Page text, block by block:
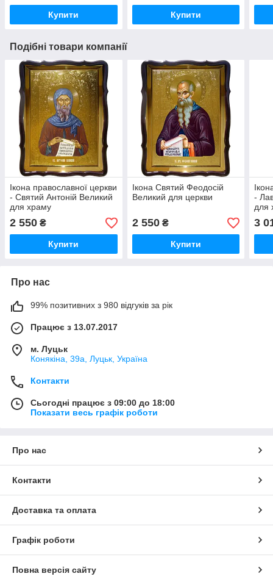
Купити Купити
Подібні товари компанії
Ікона православної церкви
- Святий Антоній Великий
для храму
2 550 ₴
Купити
Ікона Святий Феодосій
Великий для церкви
2 550₴
Купити
-
для
3
Про нас
99% позитивних з 980 відгуків за рік
Працює з 13.07.2017
м. Луцьк
Конякіна, 39а, Луцьк, Україна
Контакти
Сьогодні працює з 09:00 до 18:00
Показати весь графік роботи
Про нас
Контакти
Доставка та оплата
Графік роботи
Повна версія сайту